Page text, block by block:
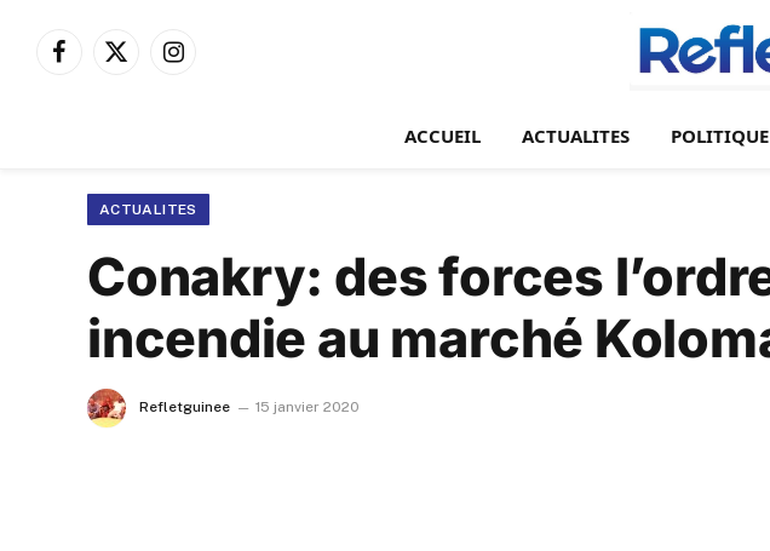
Facebook
X
Instagram
ACCUEIL ACTUALITES POLITIQUE
ACTUALITES
Conakry: des forces
incendie au marché
Refletguinee 15 janvier 2020